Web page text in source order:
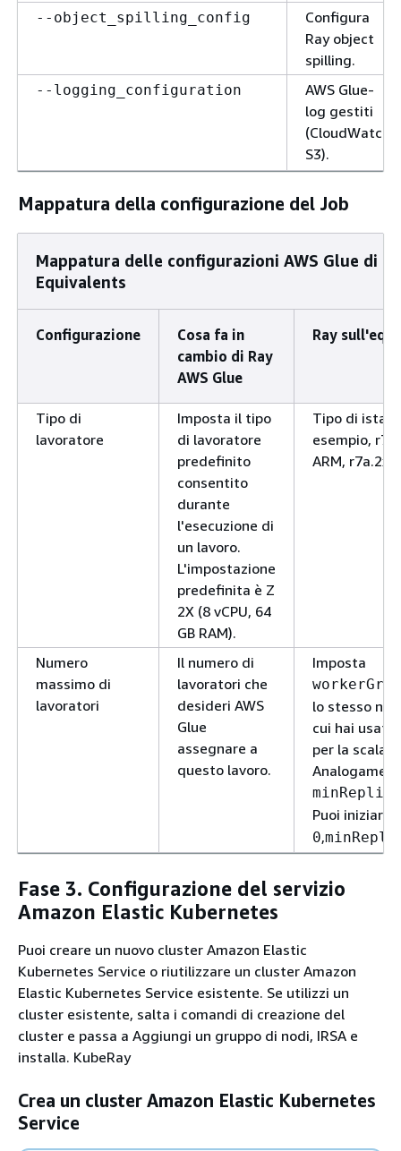
--object_spilling_config
Configura
Ray object
spilling.
--logging_configuration
AWS Glue-
log gestiti
(CloudWatch,
S3).
Mappatura della configurazione del Job
Mappatura delle configurazioni AWS Glue di
Equivalents
Configurazione
Cosa fa in
cambio di Ray
AWS Glue
Ray
Tipo di
lavoratore
Imposta il tipo
di lavoratore
predefinito
consentito
durante
l'esecuzione di
un lavoro.
L'impostazione
predefinita è Z
2X (8 vCPU, 64
GB RAM).
Tipo di
esempio,
ARM,
Numero
massimo di
lavoratori
Il numero di
lavoratori che
desideri AWS
Glue
assegnare a
questo lavoro.
Imposta
lo stesso
cui hai
per la
Puoi iniziare
0,
Fase 3. Configurazione del servizio
Amazon Elastic Kubernetes
Puoi creare un nuovo cluster Amazon Elastic
Kubernetes Service o riutilizzare un cluster Amazon
Elastic Kubernetes Service esistente. Se utilizzi un
cluster esistente, salta i comandi di creazione del
cluster e passa a Aggiungi un gruppo di nodi, IRSA e
installa. KubeRay
Crea un cluster Amazon Elastic Kubernetes
Service